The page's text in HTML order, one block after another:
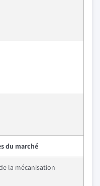
du marché
la mécanisation